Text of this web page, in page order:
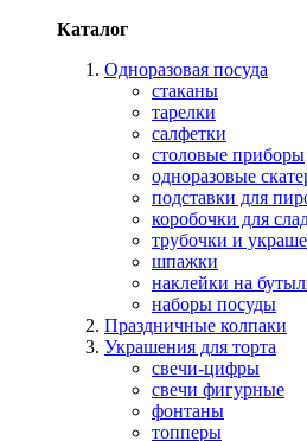
Каталог
Одноразовая посуда
стаканы
тарелки
салфетки
столовые приборы
одноразовые
подставки для
коробочки для
трубочки и
шпажки
наклейки на
наборы посуды
Праздничные колпаки
Украшения для торта
свечи-цифры
свечи фигурные
фонтаны
топперы